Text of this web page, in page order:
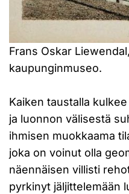
Frans Oskar
kaupunginmuseo.
Kaiken taustalla
ja luonnon välisestä
ihmisen muokkaama
joka on voinut olla
näennäisen villisti
pyrkinyt jäljittelemään